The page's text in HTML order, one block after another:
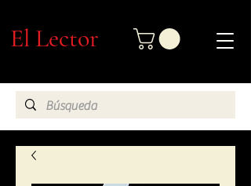
El Lector